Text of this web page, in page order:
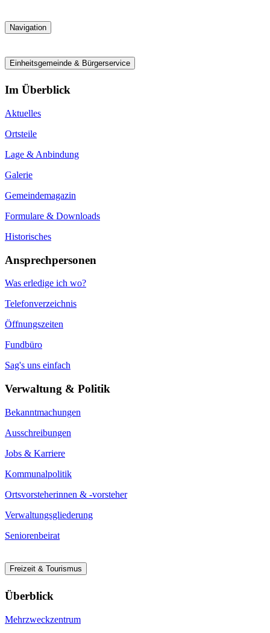
Navigation
Einheitsgemeinde & Bürgerservice
Im Überblick
Aktuelles
Ortsteile
Lage & Anbindung
Galerie
Gemeindemagazin
Formulare & Downloads
Historisches
Ansprechpersonen
Was erledige ich wo?
Telefonverzeichnis
Öffnungszeiten
Fundbüro
Sag's uns einfach
Verwaltung & Politik
Bekanntmachungen
Ausschreibungen
Jobs & Karriere
Kommunalpolitik
Ortsvorsteherinnen & -vorsteher
Verwaltungsgliederung
Seniorenbeirat
Freizeit & Tourismus
Überblick
Mehrzweckzentrum